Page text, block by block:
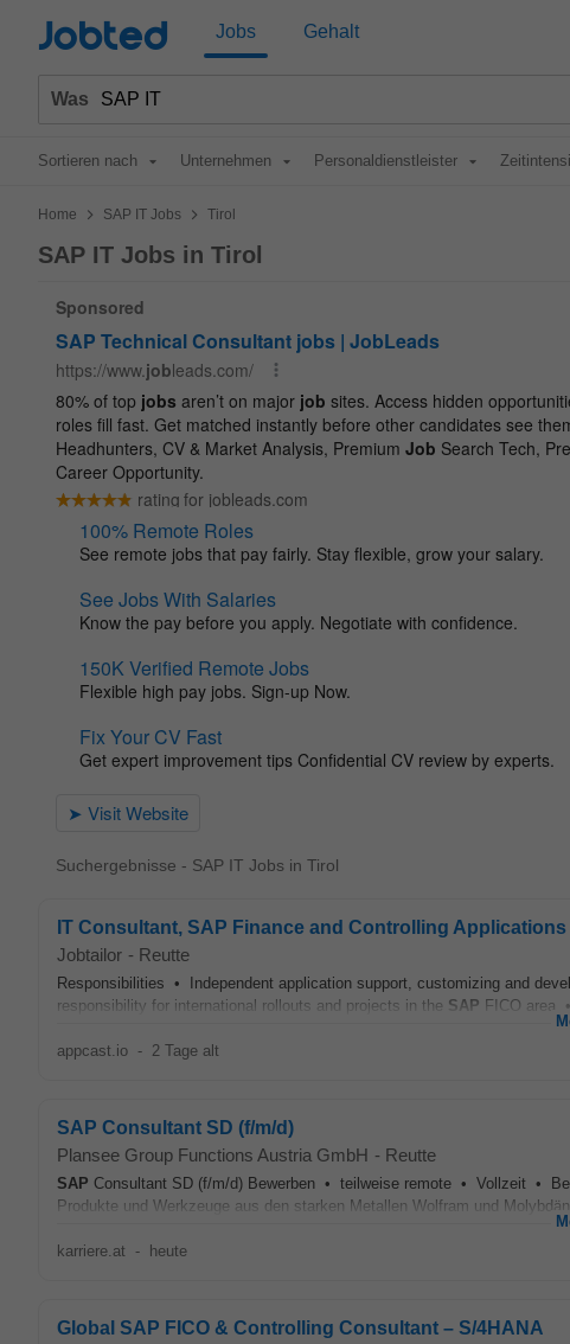
Jobted Jobs Gehalt
Was
Sortieren nach Unternehmen Personaldienstleister
Home > SAP IT Jobs > Tirol
SAP IT Jobs in Tirol
Suchergebnisse - SAP IT Jobs in Tirol
IT Consultant, SAP Finance and Controlling Applications
Jobtailor - Reutte
Responsibilities • Independent application support, customizing and
responsibility for international rollouts and projects in the SAP FICO area
appcast.io - 2 Tage alt
SAP Consultant SD (f/m/d)
Plansee Group Functions Austria GmbH - Reutte
SAP Consultant SD (f/m/d) Bewerben • teilweise remote • Vollzeit •
Produkte und Werkzeuge aus den starken Metallen Wolfram und
karriere.at - heute
Global SAP FICO & Controlling Consultant – S/4HANA